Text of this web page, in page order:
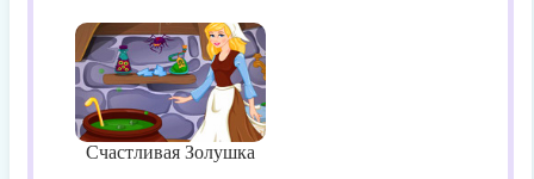
Счастливая Золушка